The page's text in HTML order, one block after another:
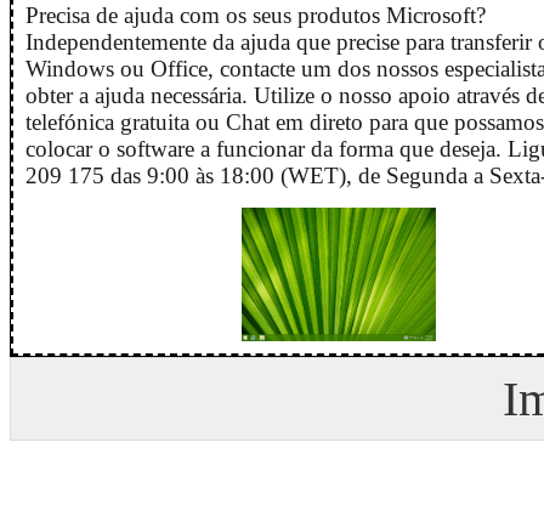
Precisa de ajuda com os seus produtos Microsoft?
Independentemente da ajuda que precise para transferir
Windows ou Office, contacte um dos nossos
obter a ajuda necessária. Utilize o nosso apoio através
telefónica gratuita ou Chat em direto para que
colocar o software a funcionar da forma que deseja.
209 175 das 9:00 às 18:00 (WET), de Segunda a